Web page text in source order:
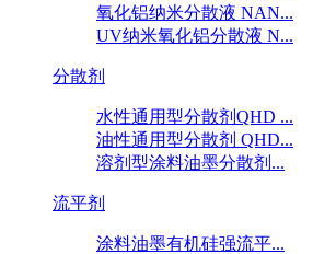
氧化铝纳米分散液 NAN...
UV纳米氧化铝分散液 N...
分散剂
水性通用型分散剂QHD ...
油性通用型分散剂 QHD...
溶剂型涂料油墨分散剂...
流平剂
涂料油墨有机硅强流平...